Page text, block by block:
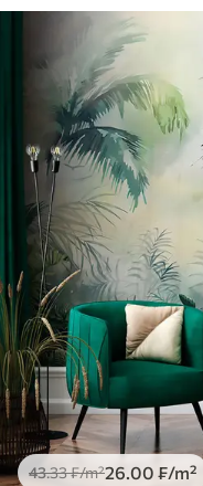
43.33₣/m²26.00 ₣/m²